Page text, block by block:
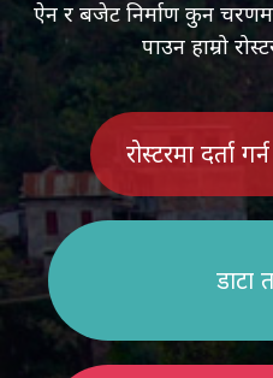
ऐन र बजेट निर्माण कुन
पाउन हाम्रो
रोस्टरमा दर्ता
डाटा